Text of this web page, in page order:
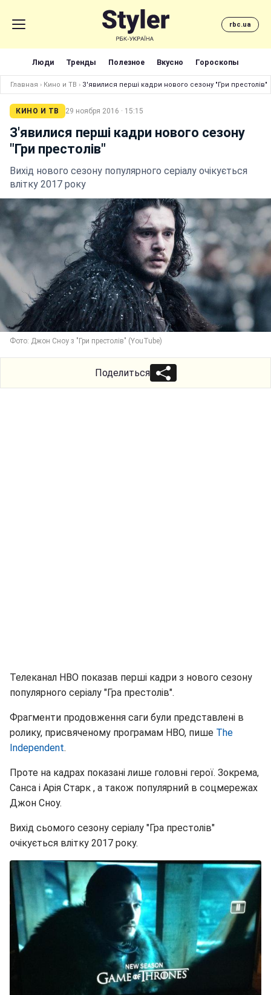
rbc.ua
Люди Тренды Полезное Вкусно Гороскопы
Главная › Кино и ТВ › З'явилися перші кадри нового сезону "Гри престолів"
КИНО И ТВ 29 ноября 2016 · 15:15
З'явилися перші кадри нового сезону
"Гри престолів"
Вихід нового сезону популярного серіалу очікується
влітку 2017 року
Фото: Джон Сноу з "Гри престолів" (YouTube)
Поделиться
Телеканал HBO показав перші кадри з нового сезону
популярного серіалу "Гра престолів".
Фрагменти продовження саги були представлені в
ролику, присвяченому програмам HBO, пише The
Independent.
Проте на кадрах показані лише головні герої. Зокрема,
Санса і Арія Старк , а також популярний в соцмережах
Джон Сноу.
Вихід сьомого сезону серіалу "Гра престолів"
очікується влітку 2017 року.